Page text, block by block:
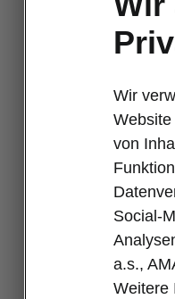
2021-
Wir
von
Social-
a.s.,
Weitere